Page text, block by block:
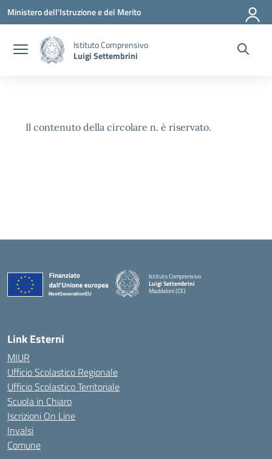
Vai ai contenuti
Vai al menu di navigazione
Vai al footer
Ministero dell'Istruzione e del Merito
Istituto Comprensivo
Luigi Settembrini
Il contenuto della circolare n. è riservato.
Istituto Comprensivo
Luigi Settembrini
Maddaloni (CE)
Link Esterni
MIUR
Ufficio Scolastico Regionale
Ufficio Scolastico Territoriale
Scuola in Chiaro
Iscrizioni On Line
Invalsi
Comune